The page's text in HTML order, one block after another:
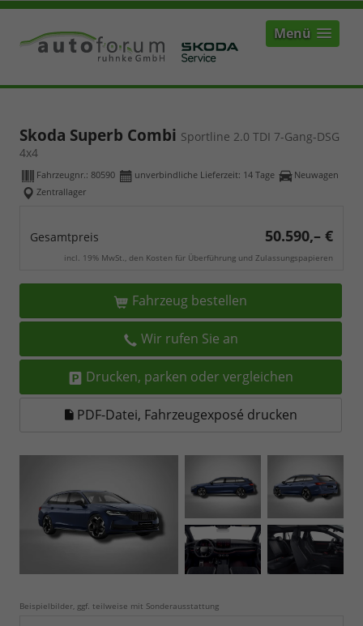
Menü
Skoda Superb Combi Sportline 2.0 TDI 7-Gang-DSG
4x4
Fahrzeugnr.: 80590 unverbindliche Lieferzeit: 14 Tage
Neuwagen
Zentrallager
Gesamtpreis 50.590,– €
incl. 19% MwSt., den Kosten für Überführung und Zulassungspapieren
Fahrzeug bestellen
Wir rufen Sie an
Drucken, parken oder vergleichen
PDF-Datei, Fahrzeugexposé drucken
Beispielbilder, ggf. teilweise mit Sonderausstattung